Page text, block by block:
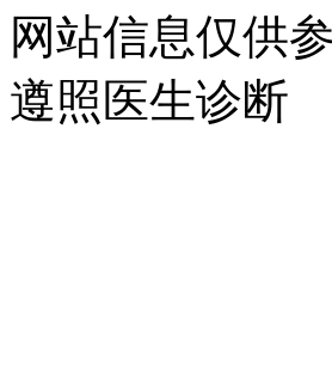
网站信息仅供
遵照医生诊断